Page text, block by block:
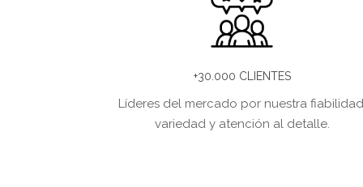
+30.000 CLIENTES
Líderes del mercado por nuestra
variedad y atención al detalle.